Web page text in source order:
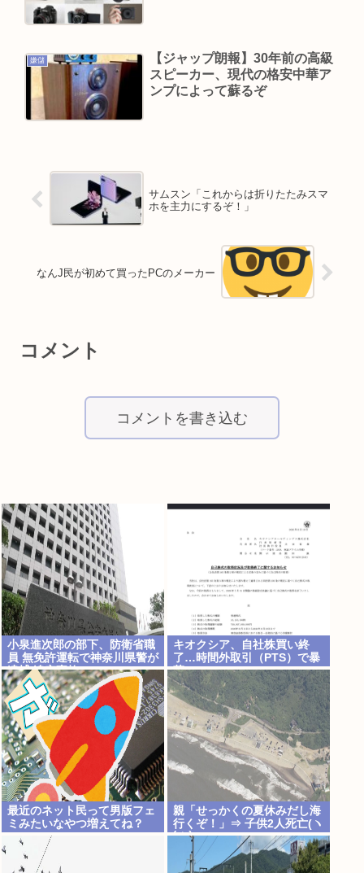
嫌儲
【ジャップ朗報】30年前の高級
スピーカー、現代の格安中華ア
ンプによって蘇るぞ
サムスン「これからは折りたたみスマ
ホを主力にするぞ！」
なんJ民が初めて買ったPCのメーカー
コメント
コメントを書き込む
小泉進次郎の部下、防衛省職
員 無免許運転で神奈川県警が
逮捕 追突事故
キオクシア、自社株買い終
了…時間外取引（PTS）で暴
落
最近のネット民って男版フェ
ミみたいなやつ増えてね？
親「せっかくの夏休みだし海
行くぞ！」⇒ 子供2人死亡(ヽ
´ん`)